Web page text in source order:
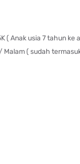
( Anak usia 7 tahun ke
( sudah